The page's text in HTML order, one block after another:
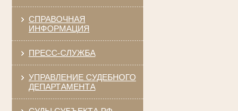
СПРАВОЧНАЯ
ИНФОРМАЦИЯ
ПРЕСС-СЛУЖБА
УПРАВЛЕНИЕ СУДЕБНОГО
ДЕПАРТАМЕНТА